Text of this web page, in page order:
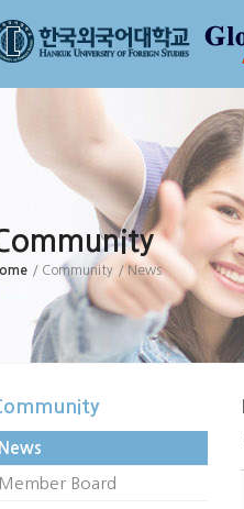
/ Community / News
News
Member Board
케치북5
케치북5
케치북5
케치북5